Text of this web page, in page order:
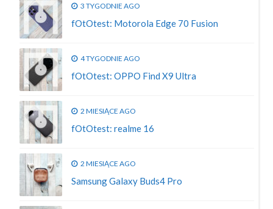
3 TYGODNIE AGO
fOtOtest: Motorola Edge 70 Fusion
4 TYGODNIE AGO
fOtOtest: OPPO Find X9 Ultra
2 MIESIĄCE AGO
fOtOtest: realme 16
2 MIESIĄCE AGO
Samsung Galaxy Buds4 Pro